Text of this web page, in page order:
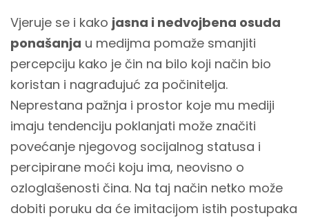
Vjeruje se i kako jasna i nedvojbena osuda
ponašanja u medijma pomaže smanjiti
percepciju kako je čin na bilo koji način bio
koristan i nagrađujuć za počinitelja.
Neprestana pažnja i prostor koje mu mediji
imaju tendenciju poklanjati može značiti
povećanje njegovog socijalnog statusa i
percipirane moći koju ima, neovisno o
ozloglašenosti čina. Na taj način netko može
dobiti poruku da će imitacijom istih postupaka